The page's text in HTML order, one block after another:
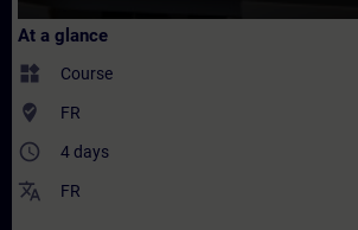
At a glance
widgets Course
where_to_vote FR
access_time 4 days
translate FR